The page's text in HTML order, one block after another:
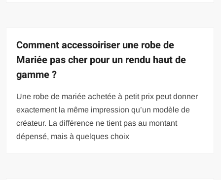
Comment accessoiriser une robe de
Mariée pas cher pour un rendu haut de
gamme ?
Une robe de mariée achetée à petit prix peut donner
exactement la même impression qu’un modèle de
créateur. La différence ne tient pas au montant
dépensé, mais à quelques choix